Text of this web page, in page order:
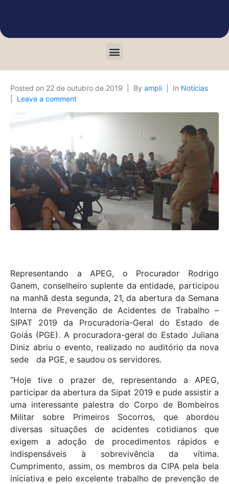
Posted on 22 de outubro de 2019 By ampli In Notícias
Leave a comment
Representando a APEG, o Procurador Rodrigo
Ganem, conselheiro suplente da entidade, participou
na manhã desta segunda, 21, da abertura da Semana
Interna de Prevenção de Acidentes de Trabalho –
SIPAT 2019 da Procuradoria-Geral do Estado de
Goiás (PGE). A procuradora-geral do Estado Juliana
Diniz abriu o evento, realizado no auditório da nova
sede da PGE, e saudou os servidores.
“Hoje tive o prazer de, representando a APEG,
participar da abertura da Sipat 2019 e pude assistir a
uma interessante palestra do Corpo de Bombeiros
Militar sobre Primeiros Socorros, que abordou
diversas situações de acidentes cotidianos que
exigem a adoção de procedimentos rápidos e
indispensáveis à sobrevivência da vítima.
Cumprimento, assim, os membros da CIPA pela bela
iniciativa e pelo excelente trabalho de prevenção de